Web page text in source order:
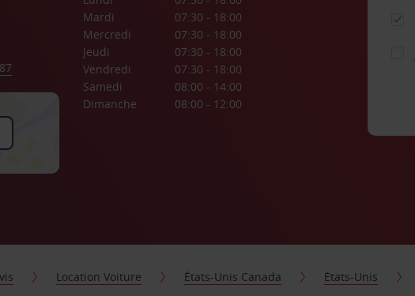
Mardi
07:30 - 18:00
Mercredi
07:30 - 18:00
Jeudi
07:30 - 18:00
Vendredi
07:30 - 18:00
Samedi
08:00 - 14:00
Dimanche
08:00 - 12:00
Location Voiture États-Unis Canada États-Unis